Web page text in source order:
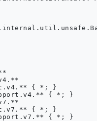
{ *; }
{ *; }
{ *; }
{ *; }